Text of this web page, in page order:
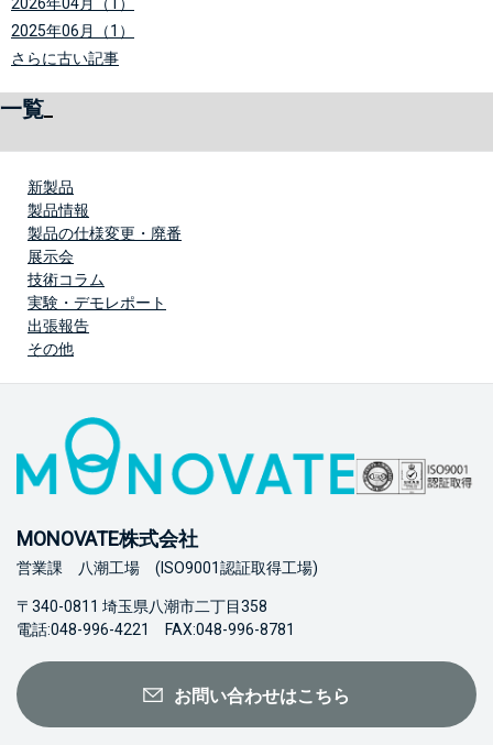
2025年06月（1）
さらに古い記事
一覧
新製品
製品情報
製品の仕様変更・廃番
展示会
技術コラム
実験・デモレポート
出張報告
その他
MONOVATE株式会社
営業課 八潮工場 (ISO9001認証取得工場)
〒340-0811 埼玉県八潮市二丁目358
電話:048-996-4221 FAX:048-996-8781
お問い合わせはこちら